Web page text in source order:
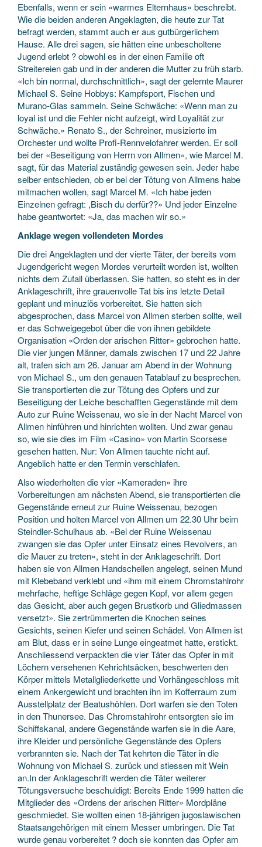
Ebenfalls, wenn er sein «warmes Elternhaus» beschreibt.
Wie die beiden anderen Angeklagten, die heute zur Tat
befragt werden, stammt auch er aus gutbürgerlichem
Hause. Alle drei sagen, sie hätten eine unbescholtene
Jugend erlebt ? obwohl es in der einen Familie oft
Streitereien gab und in der anderen die Mutter zu früh starb.
«Ich bin normal, durchschnittlich», sagt der gelernte Maurer
Michael S. Seine Hobbys: Kampfsport, Fischen und
Murano-Glas sammeln. Seine Schwäche: «Wenn man zu
loyal ist und die Fehler nicht aufzeigt, wird Loyalität zur
Schwäche.» Renato S., der Schreiner, musizierte im
Orchester und wollte Profi-Rennvelofahrer werden. Er soll
bei der «Beseitigung von Herrn von Allmen», wie Marcel M.
sagt, für das Material zuständig gewesen sein. Jeder habe
selber entschieden, ob er bei der Tötung von Allmens habe
mitmachen wollen, sagt Marcel M. «Ich habe jeden
Einzelnen gefragt: ,Bisch du derfür??» Und jeder Einzelne
habe geantwortet: «Ja, das machen wir so.»
Anklage wegen vollendeten Mordes
Die drei Angeklagten und der vierte Täter, der bereits vom
Jugendgericht wegen Mordes verurteilt worden ist, wollten
nichts dem Zufall überlassen. Sie hatten, so steht es in der
Anklageschrift, ihre grauenvolle Tat bis ins letzte Detail
geplant und minuziös vorbereitet. Sie hatten sich
abgesprochen, dass Marcel von Allmen sterben sollte, weil
er das Schweigegebot über die von ihnen gebildete
Organisation «Orden der arischen Ritter» gebrochen hatte.
Die vier jungen Männer, damals zwischen 17 und 22 Jahre
alt, trafen sich am 26. Januar am Abend in der Wohnung
von Michael S., um den genauen Tatablauf zu besprechen.
Sie transportierten die zur Tötung des Opfers und zur
Beseitigung der Leiche beschafften Gegenstände mit dem
Auto zur Ruine Weissenau, wo sie in der Nacht Marcel von
Allmen hinführen und hinrichten wollten. Und zwar genau
so, wie sie dies im Film «Casino» von Martin Scorsese
gesehen hatten. Nur: Von Allmen tauchte nicht auf.
Angeblich hatte er den Termin verschlafen.
Also wiederholten die vier «Kameraden» ihre
Vorbereitungen am nächsten Abend, sie transportierten die
Gegenstände erneut zur Ruine Weissenau, bezogen
Position und holten Marcel von Allmen um 22.30 Uhr beim
Steindler-Schulhaus ab. «Bei der Ruine Weissenau
zwangen sie das Opfer unter Einsatz eines Revolvers, an
die Mauer zu treten», steht in der Anklageschrift. Dort
haben sie von Allmen Handschellen angelegt, seinen Mund
mit Klebeband verklebt und «ihm mit einem Chromstahlrohr
mehrfache, heftige Schläge gegen Kopf, vor allem gegen
das Gesicht, aber auch gegen Brustkorb und Gliedmassen
versetzt». Sie zertrümmerten die Knochen seines
Gesichts, seinen Kiefer und seinen Schädel. Von Allmen ist
am Blut, dass er in seine Lunge eingeatmet hatte, erstickt.
Anschliessend verpackten die vier Täter das Opfer in mit
Löchern versehenen Kehrichtsäcken, beschwerten den
Körper mittels Metallgliederkette und Vorhängeschloss mit
einem Ankergewicht und brachten ihn im Kofferraum zum
Ausstellplatz der Beatushöhlen. Dort warfen sie den Toten
in den Thunersee. Das Chromstahlrohr entsorgten sie im
Schiffskanal, andere Gegenstände warfen sie in die Aare,
ihre Kleider und persönliche Gegenstände des Opfers
verbrannten sie. Nach der Tat kehrten die Täter in die
Wohnung von Michael S. zurück und stiessen mit Wein
an.In der Anklageschrift werden die Täter weiterer
Tötungsversuche beschuldigt: Bereits Ende 1999 hatten die
Mitglieder des «Ordens der arischen Ritter» Mordpläne
geschmiedet. Sie wollten einen 18-jährigen jugoslawischen
Staatsangehörigen mit einem Messer umbringen. Die Tat
wurde genau vorbereitet ? doch sie konnten das Opfer am